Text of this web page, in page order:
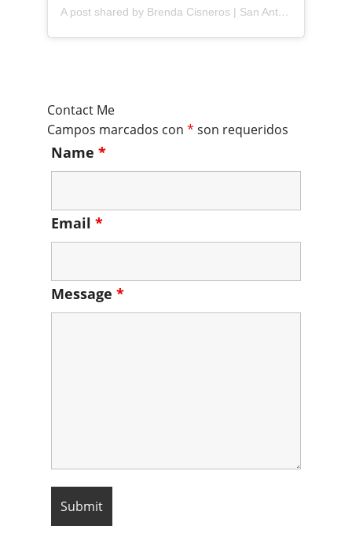
A post shared by Brenda Cisneros | San Antonio Content Creator (@mejorandomihogar)
Contact Me
Campos marcados con * son requeridos
Name *
Email *
Message *